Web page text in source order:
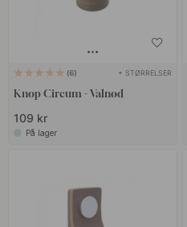
6 + STØRRELSER
Knop Circum - Valnød
109 kr
På lager